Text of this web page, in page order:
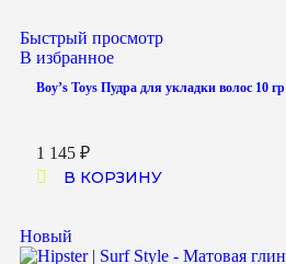
Быстрый просмотр
В избранное
Boy’s Toys Пудра для укладки волос 10 гр
1 145 ₽
В КОРЗИНУ
Новый